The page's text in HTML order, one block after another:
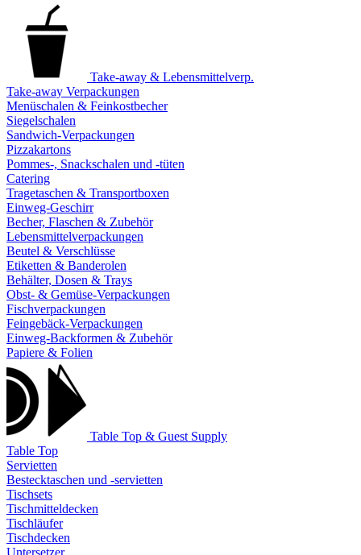
Take-away & Lebensmittelverp.
Take-away Verpackungen
Menüschalen & Feinkostbecher
Siegelschalen
Sandwich-Verpackungen
Pizzakartons
Pommes-, Snackschalen und -tüten
Catering
Tragetaschen & Transportboxen
Einweg-Geschirr
Becher, Flaschen & Zubehör
Lebensmittelverpackungen
Beutel & Verschlüsse
Etiketten & Banderolen
Behälter, Dosen & Trays
Obst- & Gemüse-Verpackungen
Fischverpackungen
Feingebäck-Verpackungen
Einweg-Backformen & Zubehör
Papiere & Folien
Table Top & Guest Supply
Table Top
Servietten
Bestecktaschen und -servietten
Tischsets
Tischmitteldecken
Tischläufer
Tischdecken